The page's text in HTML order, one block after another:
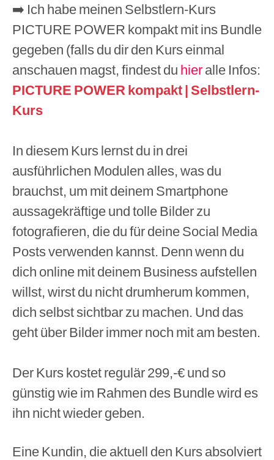
➡️ Ich habe meinen Selbstlern-Kurs
PICTURE POWER kompakt mit ins Bundle
gegeben (falls du dir den Kurs einmal
anschauen magst, findest du hieralle Infos:
PICTURE POWER kompakt | Selbstlern-
Kurs
In diesem Kurs lernst du in drei
ausführlichen Modulen alles, was du
brauchst, um mit deinem Smartphone
aussagekräftige und tolle Bilder zu
fotografieren, die du für deine Social Media
Posts verwenden kannst. Denn wenn du
dich online mit deinem Business aufstellen
willst, wirst du nicht drumherum kommen,
dich selbst sichtbar zu machen. Und das
geht über Bilder immer noch mit am besten.
Der Kurs kostet regulär 299,-€ und so
günstig wie im Rahmen des Bundle wird es
ihn nicht wieder geben.
Eine Kundin, die aktuell den Kurs absolviert